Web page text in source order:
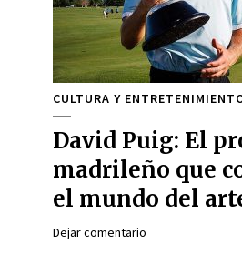
CULTURA Y
David Puig: El
madrileño que
el mundo del
Dejar comentario